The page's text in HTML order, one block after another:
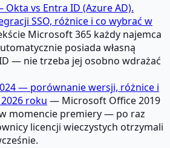
vs Entra ID (Azure AD).
SSO, różnice i co wybrać w
Microsoft 365 każdy najemca
posiada własną
— nie trzeba jej osobno wdrażać
— porównanie wersji, różnice i
roku — Microsoft Office 2019
w momencie premiery — po raz
licencji wieczystych otrzymali